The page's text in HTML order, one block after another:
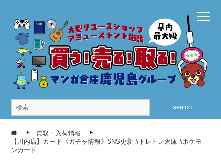
search
買取・入荷情報
【川内店】カード《ガチャ情報》SNS更新 #トレトレ倉庫 #ポケモ
ンカード